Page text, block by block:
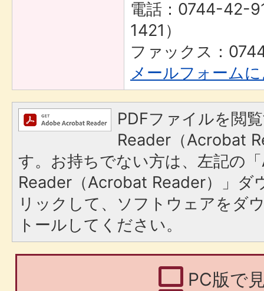
電話：0744-42-
1421）
ファックス：
メールフォーム
PDFファイルを閲
Reader（Acrobat
す。お持ちでない方は、左記の
Reader（Acrobat Reader）」ダ
リックして、ソフトウェアをダ
トールしてください。
PC版で